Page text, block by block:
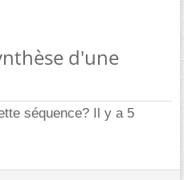
d'une
séquence? Il y a 5